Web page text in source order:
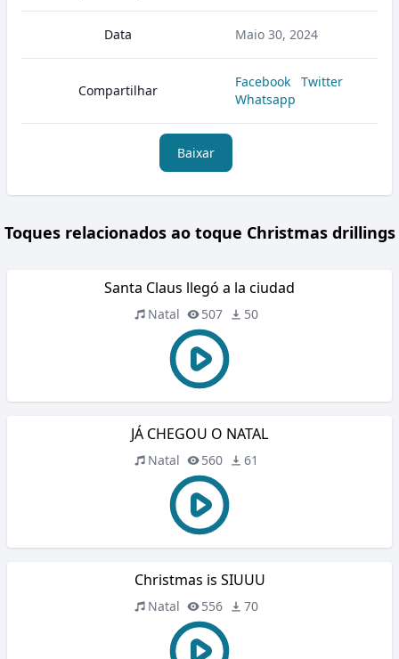
Data Maio 30, 2024
Compartilhar
Facebook
Twitter
Whatsapp
Baixar
Toques relacionados ao toque Christmas drillings
Santa Claus llegó a la ciudad
Natal 507 50
JÁ CHEGOU O NATAL
Natal 560 61
Christmas is SIUUU
Natal 556 70